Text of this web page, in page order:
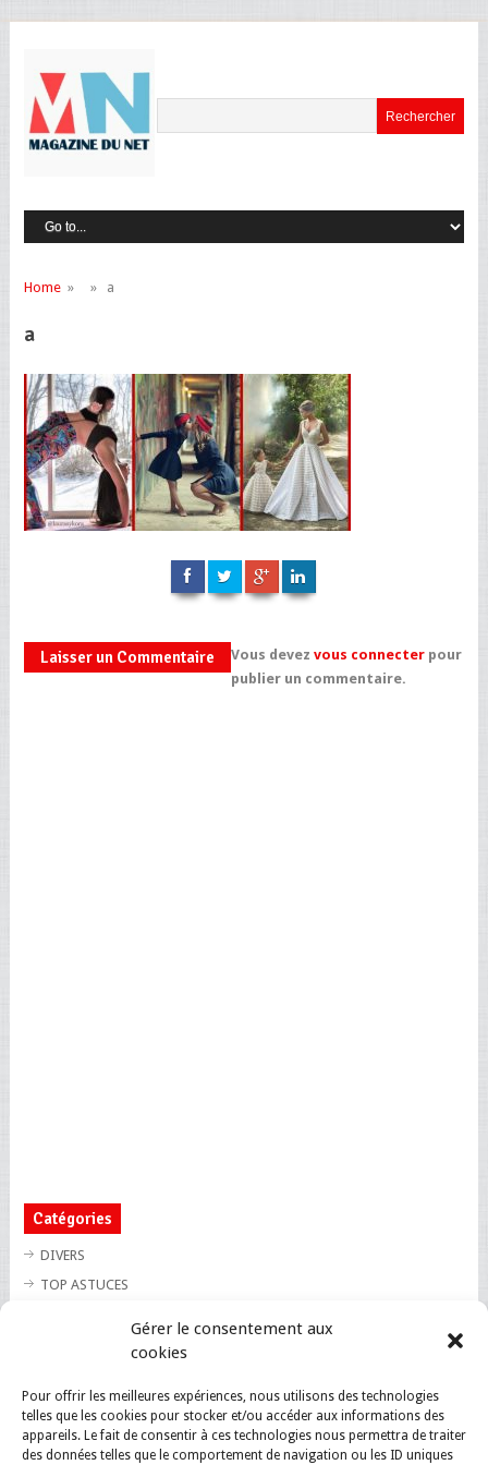
Gérer le consentement aux
cookies
Pour offrir les meilleures expériences, nous utilisons des technologies
telles que les cookies pour stocker et/ou accéder aux informations des
appareils. Le fait de consentir à ces technologies nous permettra de traiter
des données telles que le comportement de navigation ou les ID uniques
Home» » a
a
Laisser un Commentaire Vous devez vous connecterpour
publier un commentaire.
Catégories
DIVERS
TOP ASTUCES
TOP INSOLITE
TOP SANTE